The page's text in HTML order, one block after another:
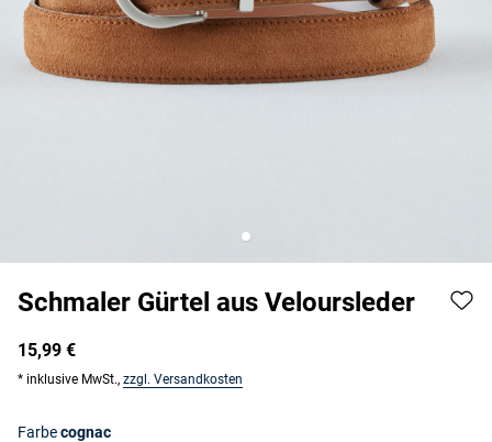
Schmaler Gürtel aus Veloursleder
15,99 €
* inklusive MwSt., zzgl. Versandkosten
Farbecognac